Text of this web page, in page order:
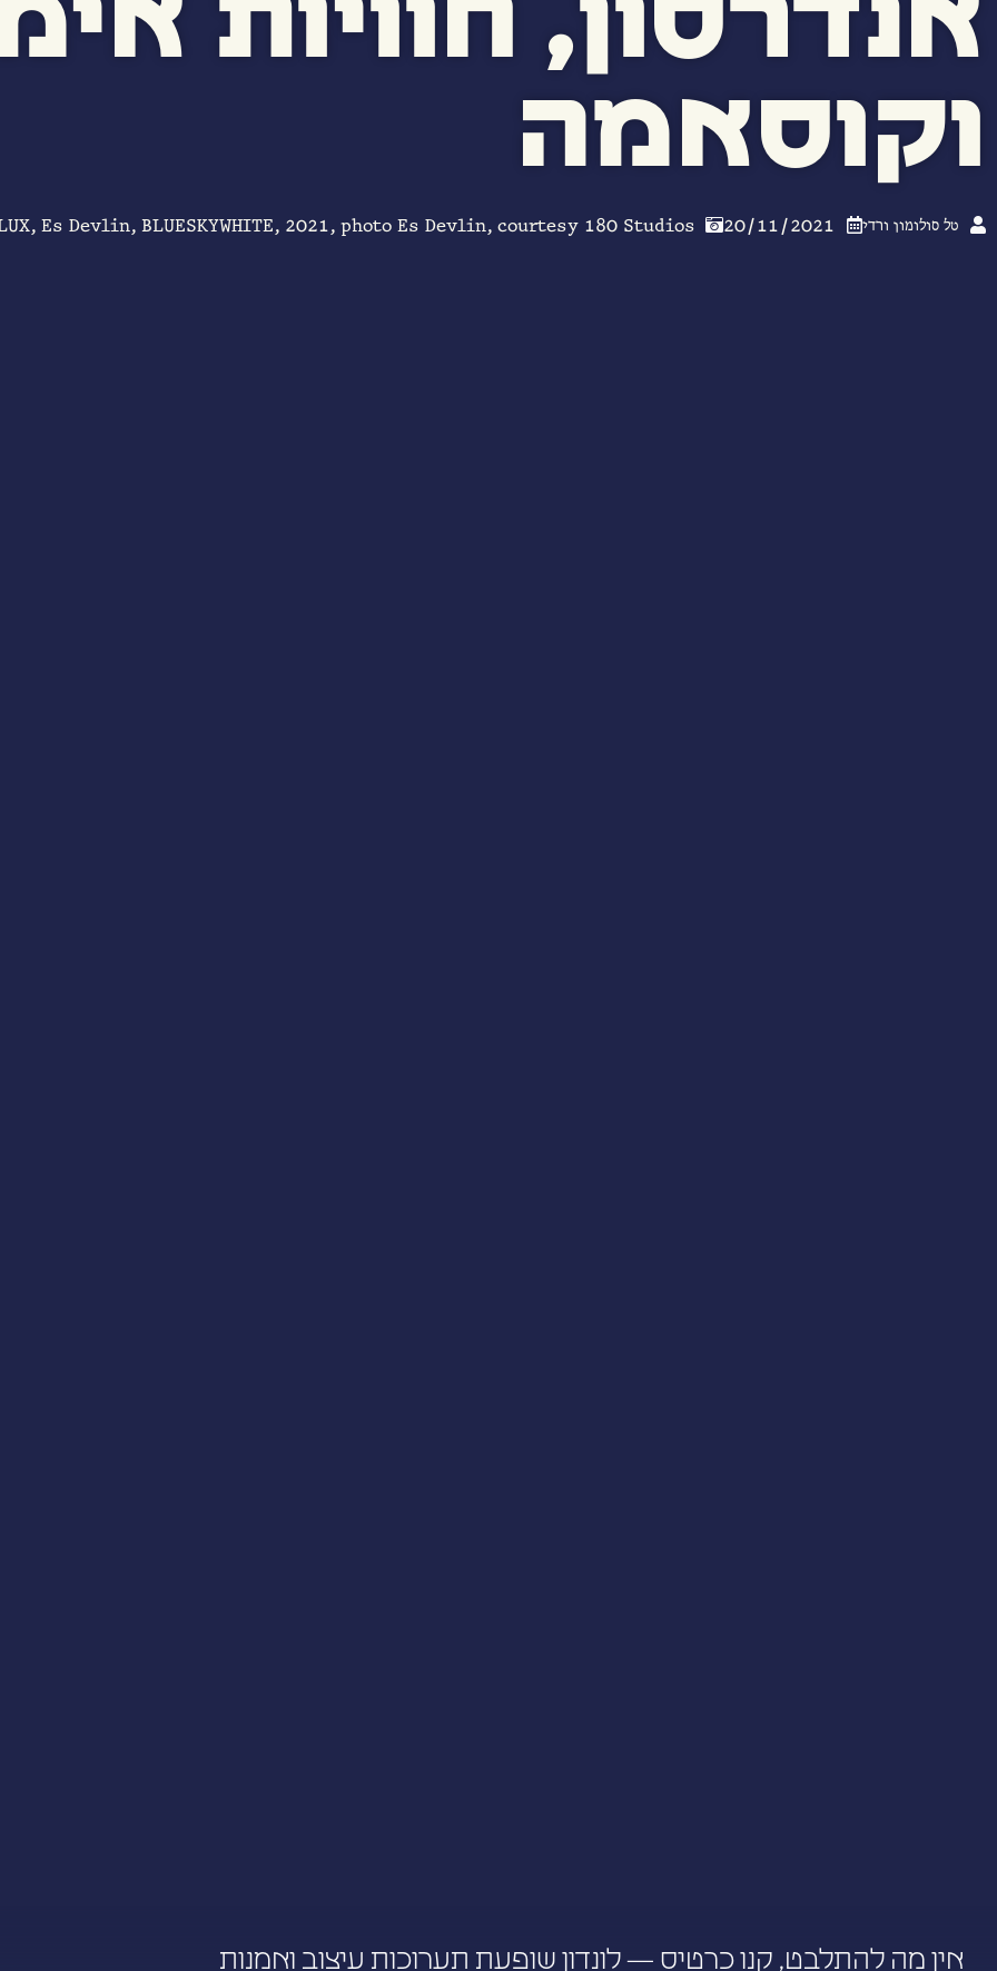
אנדרסון, חוויות
וקוסאמה
טל סולומון ורדי 20/11/2021
Es Devlin, BLUESKYWHITE, 2021, photo Es Devlin, courtesy 180 Studios
אין מה להתלבט, קנו כרטיס — לונדון שופעת תערוכות עיצוב ואמנות